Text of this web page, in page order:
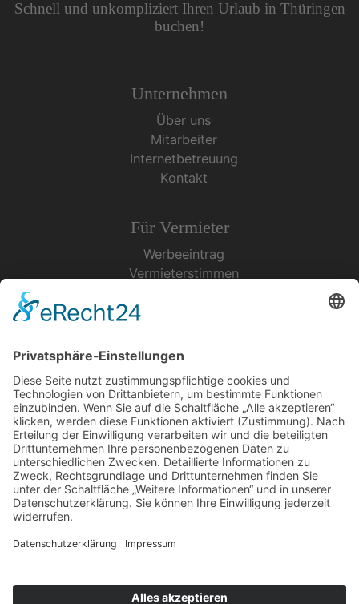
Schnell und unkompliziert Ihren Urlaub in Thüringen
buchen!
Unternehmen
Über uns
Mitarbeiter
Internetbetreuung
Kontakt
Für Vermieter
Werbeeintrag
Vermieterstimmen
Urlaubsservice
Bücher, Karten & CD's
Ihre Anreise
Wetter
Links
Nutzungsbedingungen
Datenschutz
Reiseoasen.de